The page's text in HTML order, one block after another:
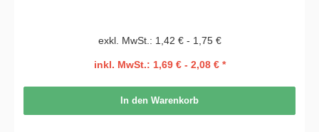
exkl. MwSt.: 1,42 € - 1,75 €
inkl. MwSt.: 1,69 € - 2,08 € *
In den Warenkorb